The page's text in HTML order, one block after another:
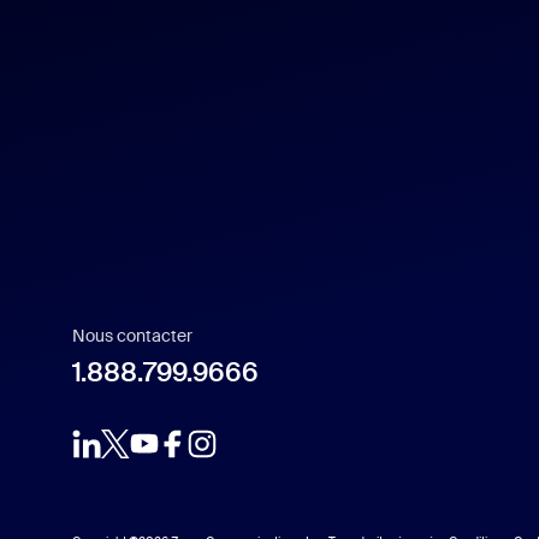
日本語
Nous contacter
1.888.799.9666